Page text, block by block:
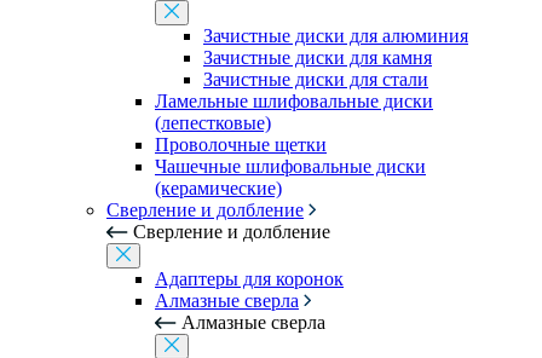
Зачистные диски для алюминия
Зачистные диски для камня
Зачистные диски для стали
Ламельные шлифовальные диски
(лепестковые)
Проволочные щетки
Чашечные шлифовальные диски
(керамические)
Сверление и долбление
Сверление и долбление
Адаптеры для коронок
Алмазные сверла
Алмазные сверла